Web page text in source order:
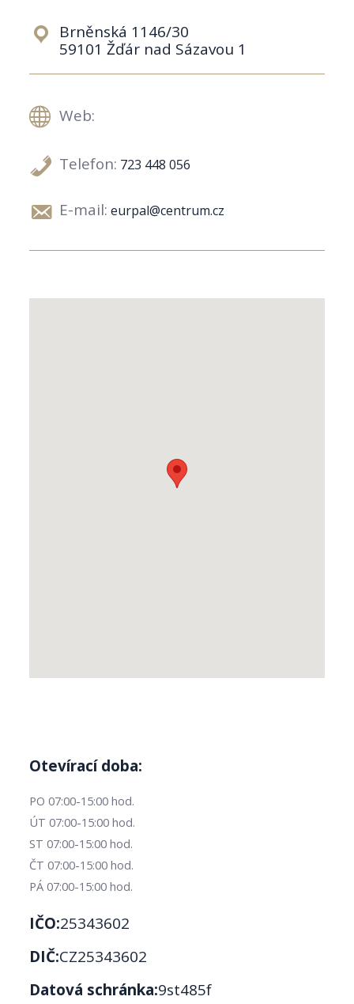
Brněnská 1146/30
59101 Žďár nad Sázavou 1
Web:
Telefon: 723 448 056
E-mail: eurpal@centrum.cz
Otevírací doba:
PO 07:00-15:00 hod.
ÚT 07:00-15:00 hod.
ST 07:00-15:00 hod.
ČT 07:00-15:00 hod.
PÁ 07:00-15:00 hod.
IČO:25343602
DIČ:CZ25343602
Datová schránka:9st485f